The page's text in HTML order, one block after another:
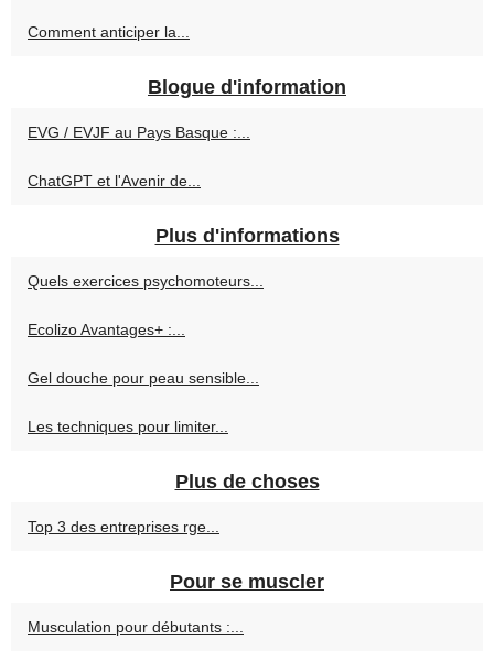
Comment anticiper la...
Blogue d'information
EVG / EVJF au Pays Basque :...
ChatGPT et l'Avenir de...
Plus d'informations
Quels exercices psychomoteurs...
Ecolizo Avantages+ :...
Gel douche pour peau sensible...
Les techniques pour limiter...
Plus de choses
Top 3 des entreprises rge...
Pour se muscler
Musculation pour débutants :...